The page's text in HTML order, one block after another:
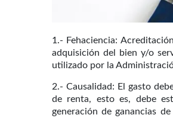
1.- Fehaciencia:
adquisición del bien y/o
utilizado por la
2.- Causalidad: El gasto
de renta, esto es, debe
generación de ganancias